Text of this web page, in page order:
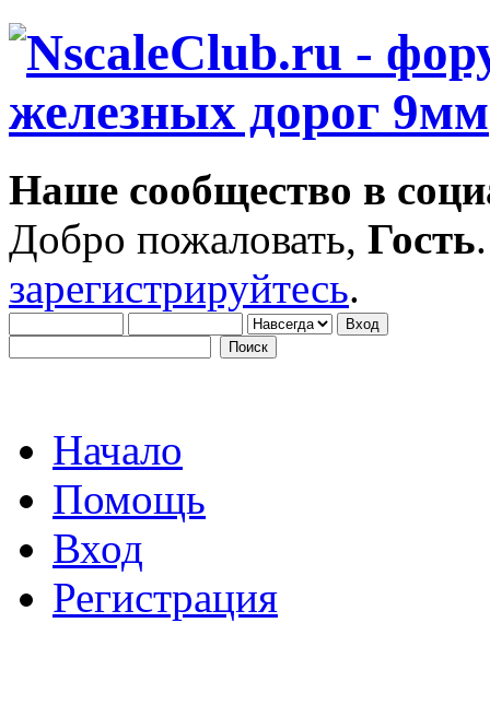
Наше сообщество в
Добро пожаловать, Гость
зарегистрируйтесь.
Начало
Помощь
Вход
Регистрация